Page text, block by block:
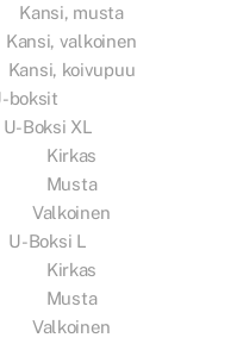
Kansi, musta
Kansi, valkoinen
Kansi, koivupuu
boksit
U-Boksi XL
Kirkas
Musta
Valkoinen
U-Boksi L
Kirkas
Musta
Valkoinen